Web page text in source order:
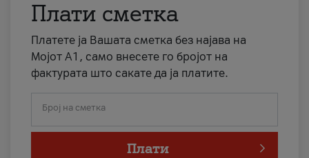
Плати сметка
Платете ја Вашата сметка без најава на
Мојот А1, само внесете го бројот на
фактурата што сакате да ја платите.
Број на сметка
Плати